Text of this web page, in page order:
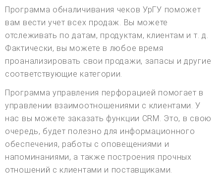
Программа обналичивания чеков УрГУ поможет
вам вести учет всех продаж. Вы можете
отслеживать по датам, продуктам, клиентам и т. д.
Фактически, вы можете в любое время
проанализировать свои продажи, запасы и другие
соответствующие категории.
Программа управления перфорацией помогает в
управлении взаимоотношениями с клиентами. У
нас вы можете заказать функции CRM. Это, в свою
очередь, будет полезно для информационного
обеспечения, работы с оповещениями и
напоминаниями, а также построения прочных
отношений с клиентами и поставщиками.